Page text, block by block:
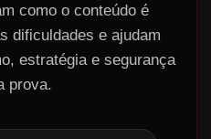
como o conteúdo é
dificuldades e ajudam
estratégia e segurança
prova.